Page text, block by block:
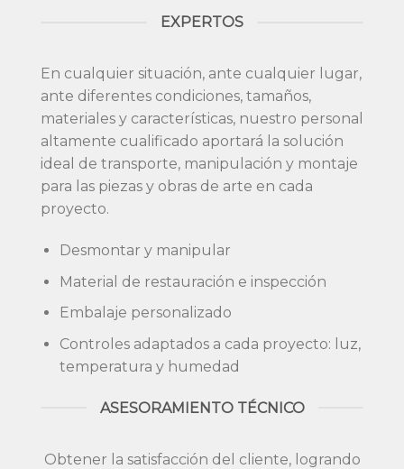
EXPERTOS
En cualquier situación, ante cualquier lugar,
ante diferentes condiciones, tamaños,
materiales y características, nuestro personal
altamente cualificado aportará la solución
ideal de transporte, manipulación y montaje
para las piezas y obras de arte en cada
proyecto.
Desmontar y manipular
Material de restauración e inspección
Embalaje personalizado
Controles adaptados a cada proyecto: luz,
temperatura y humedad
ASESORAMIENTO TÉCNICO
Obtener la satisfacción del cliente, logrando